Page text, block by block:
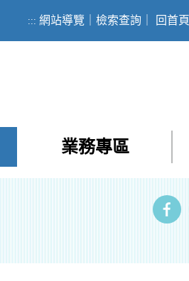
::: 網站導覽 檢索查詢 回首頁
業務專區